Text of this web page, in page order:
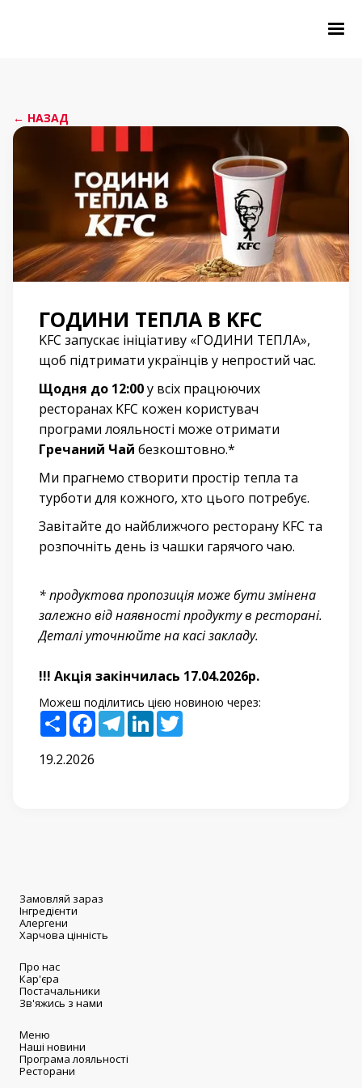
← НАЗАД
ГОДИНИ ТЕПЛА В KFC
KFC запускає ініціативу «ГОДИНИ ТЕПЛА»,
щоб підтримати українців у непростий час.
Щодня до 12:00у всіх працюючих
ресторанах KFC кожен користувач
програми лояльності може отримати
Гречаний Чай безкоштовно.*
Ми прагнемо створити простір тепла та
турботи для кожного, хто цього потребує.
Завітайте до найближчого ресторану KFC та
розпочніть день із чашки гарячого чаю.
* продуктова пропозицiя може бути змiнена
залежно вiд наявностi продукту в ресторанi.
Деталі уточнюйте на касі закладу.
!!! Акція закінчилась 17.04.2026р.
Можеш поділитись цією новиною через:
Share FacebookTelegramLinkedIn
19.2.2026
Замовляй зараз
Інгредієнти
Алергени
Харчова цінність
Про нас
Кар'єра
Постачальники
Зв'яжись з нами
Меню
Наші новини
Програма лояльності
Ресторани